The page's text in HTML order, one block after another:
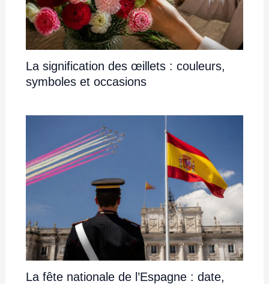
La signification des œillets : couleurs,
symboles et occasions
La fête nationale de l’Espagne : date,